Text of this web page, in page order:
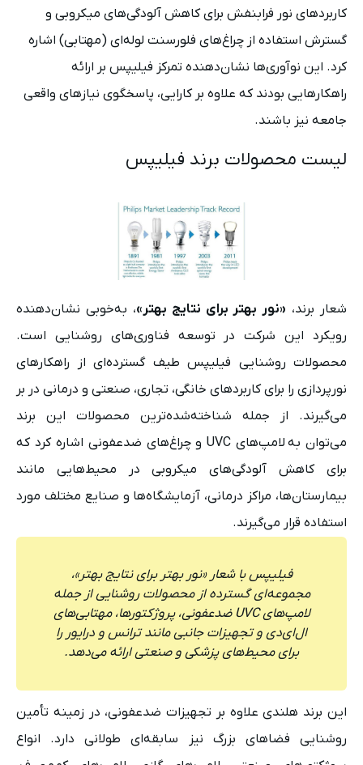
کاربردهای نور فرابنفش برای کاهش آلودگی‌های میکروبی و
گسترش استفاده از چراغ‌های فلورسنت لوله‌ای (مهتابی) اشاره
کرد. این نوآوری‌ها نشان‌دهنده تمرکز فیلیپس بر ارائه
راهکارهایی بودند که علاوه بر کارایی، پاسخگوی نیازهای واقعی
جامعه نیز باشند.
لیست محصولات برند فیلیپس
شعار برند، «نور بهتر برای نتایج بهتر»، به‌خوبی نشان‌دهنده
رویکرد این شرکت در توسعه فناوری‌های روشنایی است.
محصولات روشنایی فیلیپس طیف گسترده‌ای از راهکارهای
نورپردازی را برای کاربردهای خانگی، تجاری، صنعتی و درمانی در بر
می‌گیرند. از جمله شناخته‌شده‌ترین محصولات این برند
می‌توان به لامپ‌های UVC و چراغ‌های ضدعفونی اشاره کرد که
برای کاهش آلودگی‌های میکروبی در محیط‌هایی مانند
بیمارستان‌ها، مراکز درمانی، آزمایشگاه‌ها و صنایع مختلف مورد
استفاده قرار می‌گیرند.
فیلیپس با شعار «نور بهتر برای نتایج بهتر»،
مجموعه‌ای گسترده از محصولات روشنایی از جمله
لامپ‌های UVC ضدعفونی، پروژکتورها، مهتابی‌های
ال‌ای‌دی و تجهیزات جانبی مانند ترانس و درایور را
برای محیط‌های پزشکی و صنعتی ارائه می‌دهد.
این برند هلندی علاوه بر تجهیزات ضدعفونی، در زمینه تأمین
روشنایی فضاهای بزرگ نیز سابقه‌ای طولانی دارد. انواع